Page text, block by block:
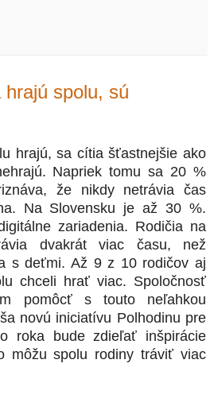
hrajú spolu, sú
hrajú, sa cítia šťastnejšie ako
Napriek tomu sa 20 %
že nikdy netrávia čas
Na Slovensku je až 30 %.
zariadenia. Rodičia na
dvakrát viac času, než
s deťmi. Až 9 z 10 rodičov aj
chceli hrať viac. Spoločnosť
pomôcť s touto neľahkou
novú iniciatívu Polhodinu pre
roka bude zdieľať inšpirácie
môžu spolu rodiny tráviť viac